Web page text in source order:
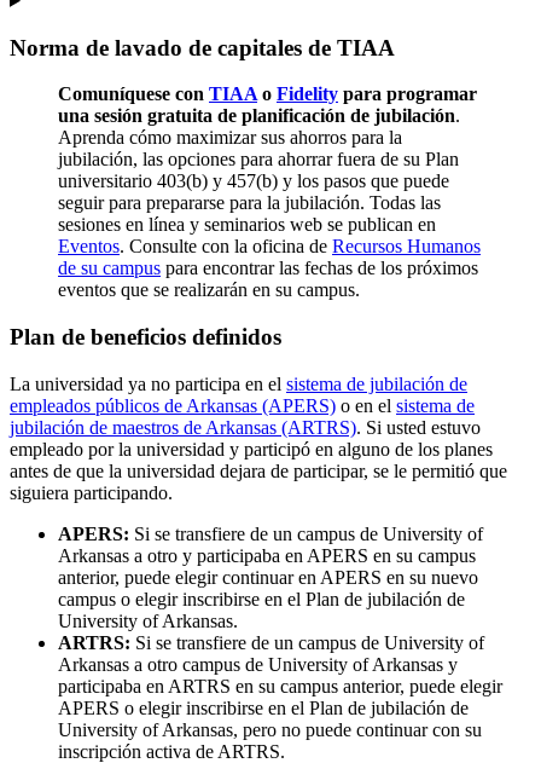
Norma de lavado de capitales de TIAA
Comuníquese con TIAA o Fidelity para programar
una sesión gratuita de planificación de jubilación.
Aprenda cómo maximizar sus ahorros para la
jubilación, las opciones para ahorrar fuera de su Plan
universitario 403(b) y 457(b) y los pasos que puede
seguir para prepararse para la jubilación. Todas las
sesiones en línea y seminarios web se publican en
Eventos. Consulte con la oficina de Recursos Humanos
de su campus para encontrar las fechas de los próximos
eventos que se realizarán en su campus.
Plan de beneficios definidos
La universidad ya no participa en el sistema de jubilación de
empleados públicos de Arkansas (APERS) o en el sistema de
jubilación de maestros de Arkansas (ARTRS). Si usted estuvo
empleado por la universidad y participó en alguno de los planes
antes de que la universidad dejara de participar, se le permitió que
siguiera participando.
APERS: Si se transfiere de un campus de University of
Arkansas a otro y participaba en APERS en su campus
anterior, puede elegir continuar en APERS en su nuevo
campus o elegir inscribirse en el Plan de jubilación de
University of Arkansas.
ARTRS: Si se transfiere de un campus de University of
Arkansas a otro campus de University of Arkansas y
participaba en ARTRS en su campus anterior, puede elegir
APERS o elegir inscribirse en el Plan de jubilación de
University of Arkansas, pero no puede continuar con su
inscripción activa de ARTRS.